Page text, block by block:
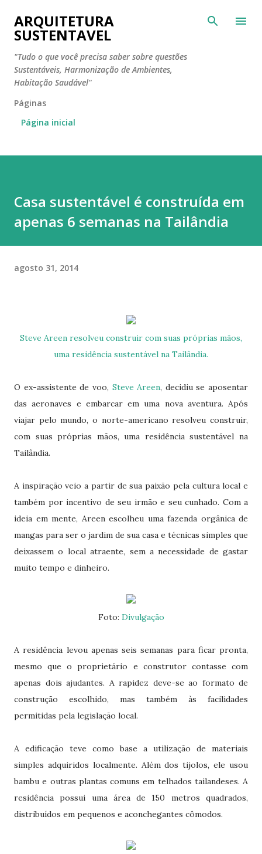
Pular para o conteúdo principal
ARQUITETURA
SUSTENTAVEL
"Tudo o que você precisa saber sobre questões
Sustentáveis, Harmonização de Ambientes,
Habitação Saudável"
Páginas
Página inicial
Casa sustentável é construída em
apenas 6 semanas na Tailândia
agosto 31, 2014
Steve Areen resolveu construir com suas próprias mãos,
uma residência sustentável na Tailândia.
O ex-assistente de voo, Steve Areen, decidiu se aposentar
das aeronaves e embarcar em uma nova aventura. Após
viajar pelo mundo, o norte-americano resolveu construir,
com suas próprias mãos, uma residência sustentável na
Tailândia.
A inspiração veio a partir de sua paixão pela cultura local e
também por incentivo de seu irmão e seu cunhado. Com a
ideia em mente, Areen escolheu uma fazenda orgânica de
mangas para ser o jardim de sua casa e técnicas simples que
deixassem o local atraente, sem a necessidade de gastar
muito tempo e dinheiro.
Foto: Divulgação
A residência levou apenas seis semanas para ficar pronta,
mesmo que o proprietário e construtor contasse com
apenas dois ajudantes. A rapidez deve-se ao formato de
construção escolhido, mas também às facilidades
permitidas pela legislação local.
A edificação teve como base a utilização de materiais
simples adquiridos localmente. Além dos tijolos, ele usou
bambu e outras plantas comuns em telhados tailandeses. A
residência possui uma área de 150 metros quadrados,
distribuídos em pequenos e aconchegantes cômodos.